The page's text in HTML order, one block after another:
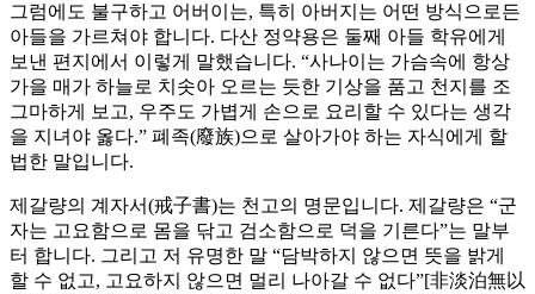
그럼에도 불구하고 어버이는, 특히 아버지는 어떤 방식으로든
아들을 가르쳐야 합니다. 다산 정약용은 둘째 아들 학유에게
보낸 편지에서 이렇게 말했습니다. “사나이는 가슴속에 항상
가을 매가 하늘로 치솟아 오르는 듯한 기상을 품고 천지를 조
그마하게 보고, 우주도 가볍게 손으로 요리할 수 있다는 생각
을 지녀야 옳다.” 폐족(廢族)으로 살아가야 하는 자식에게 할
법한 말입니다.
제갈량의 계자서(戒子書)는 천고의 명문입니다. 제갈량은 “군
자는 고요함으로 몸을 닦고 검소함으로 덕을 기른다”는 말부
터 합니다. 그리고 저 유명한 말 “담박하지 않으면 뜻을 밝게
할 수 없고, 고요하지 않으면 멀리 나아갈 수 없다”[非淡泊無以